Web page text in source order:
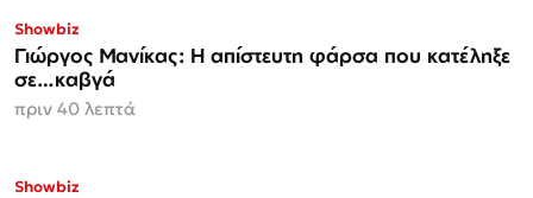
Showbiz
Γιώργος Μανίκας: Η απίστευτη φάρσα που κατέληξε
σε…καβγά
πριν 40 λεπτά
Showbiz